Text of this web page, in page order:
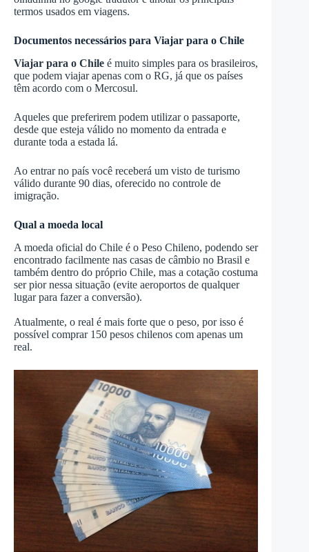
termos usados em viagens.
Documentos necessários para Viajar para o Chile
Viajar para o Chile é muito simples para os brasileiros,
que podem viajar apenas com o RG, já que os países
têm acordo com o Mercosul.
Aqueles que preferirem podem utilizar o passaporte,
desde que esteja válido no momento da entrada e
durante toda a estada lá.
Ao entrar no país você receberá um visto de turismo
válido durante 90 dias, oferecido no controle de
imigração.
Qual a moeda local
A moeda oficial do Chile é o Peso Chileno, podendo ser
encontrado facilmente nas casas de câmbio no Brasil e
também dentro do próprio Chile, mas a cotação costuma
ser pior nessa situação (evite aeroportos de qualquer
lugar para fazer a conversão).
Atualmente, o real é mais forte que o peso, por isso é
possível comprar 150 pesos chilenos com apenas um
real.